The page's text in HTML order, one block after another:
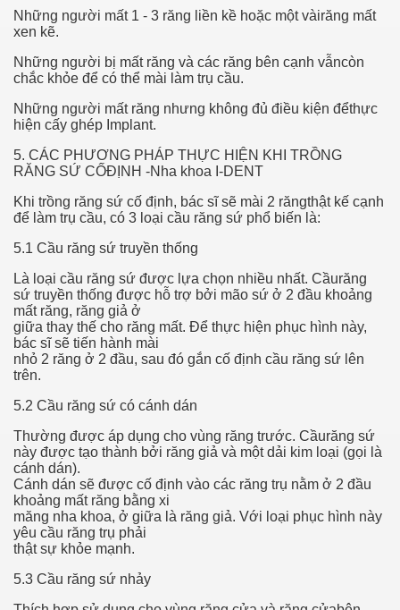
Những người mất 1 - 3 răng liền kề hoặc một vàirăng mất
xen kẽ.
Những người bị mất răng và các răng bên cạnh vẫncòn
chắc khỏe để có thể mài làm trụ cầu.
Những người mất răng nhưng không đủ điều kiện đểthực
hiện cấy ghép Implant.
5. CÁC PHƯƠNG PHÁP THỰC HIỆN KHI TRỒNG
RĂNG SỨ CỐĐỊNH -Nha khoa I-DENT
Khi trồng răng sứ cố định, bác sĩ sẽ mài 2 răngthật kế cạnh
để làm trụ cầu, có 3 loại cầu răng sứ phổ biến là:
5.1 Cầu răng sứ truyền thống
Là loại cầu răng sứ được lựa chọn nhiều nhất. Cầurăng
sứ truyền thống được hỗ trợ bởi mão sứ ở 2 đầu khoảng
mất răng, răng giả ở
giữa thay thế cho răng mất. Để thực hiện phục hình này,
bác sĩ sẽ tiến hành mài
nhỏ 2 răng ở 2 đầu, sau đó gắn cố định cầu răng sứ lên
trên.
5.2 Cầu răng sứ có cánh dán
Thường được áp dụng cho vùng răng trước. Cầurăng sứ
này được tạo thành bởi răng giả và một dải kim loại (gọi là
cánh dán).
Cánh dán sẽ được cố định vào các răng trụ nằm ở 2 đầu
khoảng mất răng bằng xi
măng nha khoa, ở giữa là răng giả. Với loại phục hình này
yêu cầu răng trụ phải
thật sự khỏe mạnh.
5.3 Cầu răng sứ nhảy
Support People Save yourself Income
Website
of Dirt Free Ground Sanding
Gowns For Baby
Service
to Choose a Vacation Hire Over a Resort